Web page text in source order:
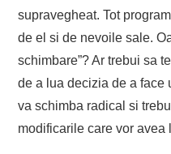
supravegheat. Tot
de el si de nevoile sale.
schimbare”? Ar trebui sa
de a lua decizia de a face
va schimba radical si
modificarile care vor avea